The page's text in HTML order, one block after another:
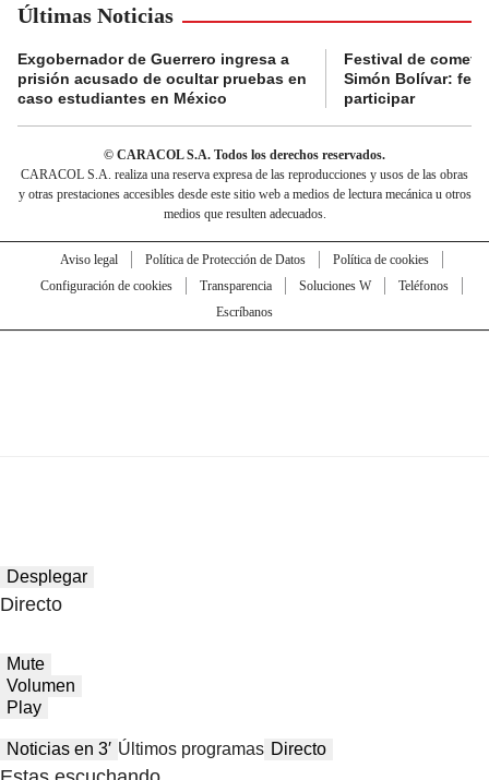
Últimas Noticias
Exgobernador de Guerrero ingresa a
prisión acusado de ocultar pruebas en
caso estudiantes en México
Festival de
Simón Bolívar:
participar
© CARACOL S.A. Todos los derechos reservados.
CARACOL S.A. realiza una reserva expresa de las reproducciones y usos de las obras
y otras prestaciones accesibles desde este sitio web a medios de lectura mecánica u otros
medios que resulten adecuados.
Aviso legal Política de Protección de Datos
Política de cookies
Configuración de cookies
Transparencia Soluciones W
Teléfonos
Escríbanos
Desplegar
Directo
Mute
Volumen
Play
Noticias en 3′ Últimos programas Directo